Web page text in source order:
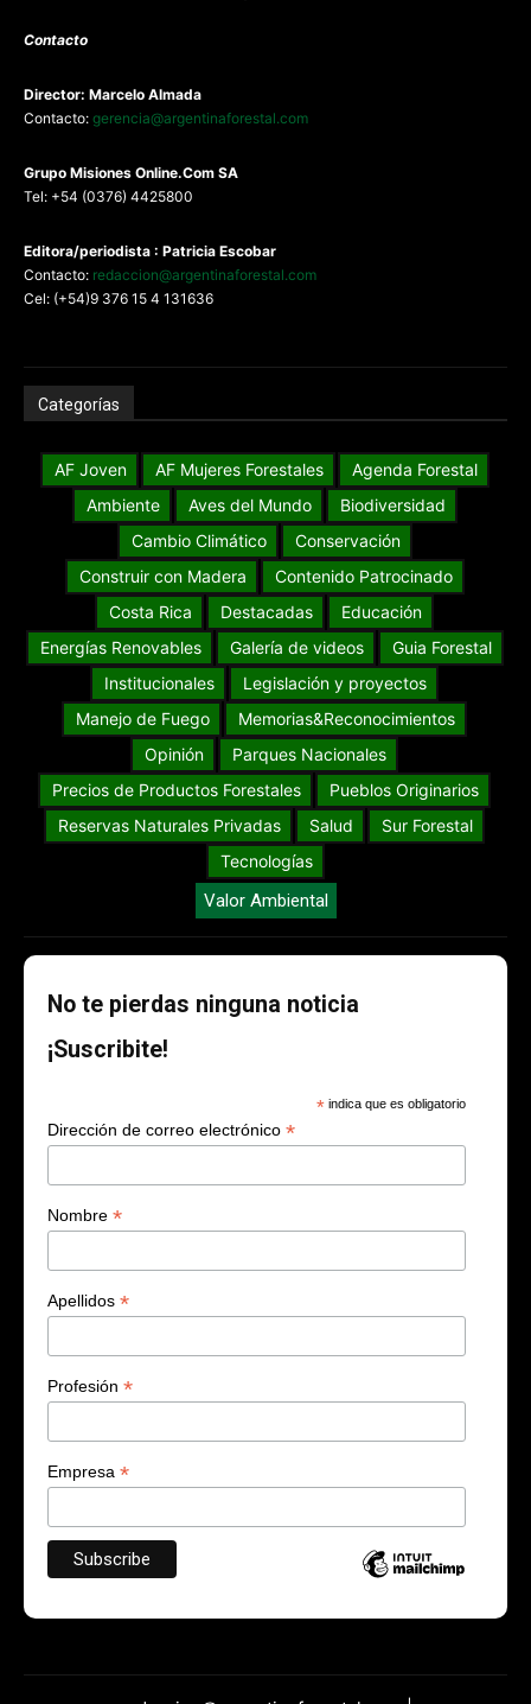
Contacto
Director: Marcelo Almada
Contacto: gerencia@argentinaforestal.com
Grupo Misiones Online.Com SA
Tel: +54 (0376) 4425800
Editora/periodista : Patricia Escobar
Contacto: redaccion@argentinaforestal.com
Cel: (+54)9 376 15 4 131636
Categorías
AF Joven AF Mujeres Forestales
Agenda Forestal
Ambiente
Aves del Mundo
Biodiversidad
Cambio Climático
Conservación
Construir con Madera
Contenido Patrocinado
Costa Rica
Destacadas
Educación
Energías Renovables
Galería de videos
Guia Forestal
Institucionales
Legislación y proyectos
Manejo de Fuego
Memorias&Reconocimientos
Opinión
Parques Nacionales
Precios de Productos Forestales
Pueblos Originarios
Reservas Naturales Privadas
Salud
Sur Forestal
Tecnologías
Valor Ambiental
No te pierdas ninguna noticia
¡Suscribite!
* indica que es obligatorio
Dirección de correo electrónico *
Nombre *
Apellidos *
Profesión *
Empresa *